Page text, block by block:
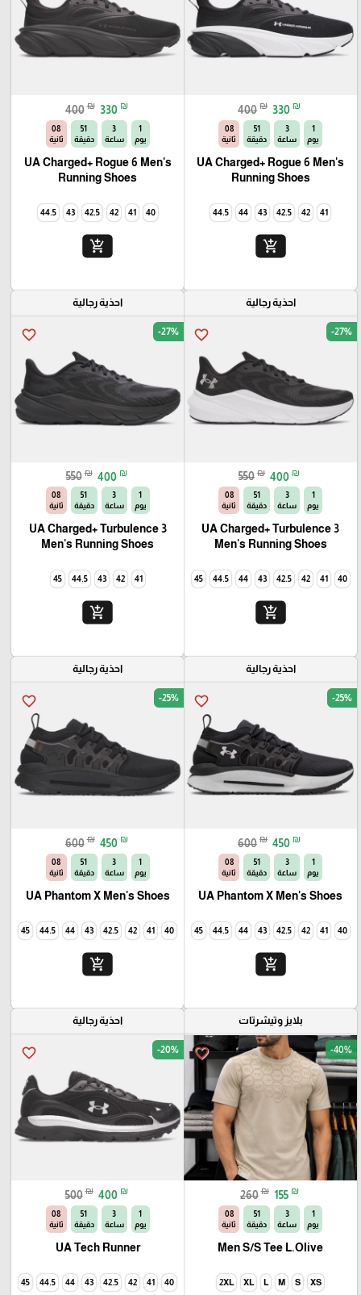
400 ₪ 330 ₪
1
يوم
3
ساعة
51
دقيقة
06
ثانية
UA Charged+ Rogue 6 Men's
Running Shoes
41
42
42.5
43
44
44.5
add_shopping_cart
400 ₪ 330 ₪
1
يوم
3
ساعة
51
دقيقة
06
ثانية
UA Charged+ Rogue 6 Men's
Running Shoes
40
41
42
42.5
43
44.5
add_shopping_cart
احذية رجالية
favorite_border -27%
550 ₪ 400 ₪
1
يوم
3
ساعة
51
دقيقة
06
ثانية
UA Charged+ Turbulence 3
Men's Running Shoes
40
41
42
42.5
43
44
44.5
45
add_shopping_cart
احذية رجالية
favorite_border -27%
550 ₪ 400 ₪
1
يوم
3
ساعة
51
دقيقة
06
ثانية
UA Charged+ Turbulence 3
Men's Running Shoes
41
42
43
44.5
45
add_shopping_cart
احذية رجالية
favorite_border -25%
600 ₪ 450 ₪
1
يوم
3
ساعة
51
دقيقة
06
ثانية
UA Phantom X Men's Shoes
40
41
42
42.5
43
44
44.5
45
add_shopping_cart
احذية رجالية
favorite_border -25%
600 ₪ 450 ₪
1
يوم
3
ساعة
51
دقيقة
06
ثانية
UA Phantom X Men's Shoes
40
41
42
42.5
43
44
44.5
45
add_shopping_cart
بلايز وتيشرتات
favorite_border -40%
260 ₪ 155 ₪
1
يوم
3
ساعة
51
دقيقة
06
ثانية
Men S/S Tee L.Olive
XS
S
M
L
XL
2XL
احذية رجالية
favorite_border -20%
500 ₪ 400 ₪
1
يوم
3
ساعة
51
دقيقة
06
ثانية
UA Tech Runner
40
41
42
42.5
43
44
44.5
45